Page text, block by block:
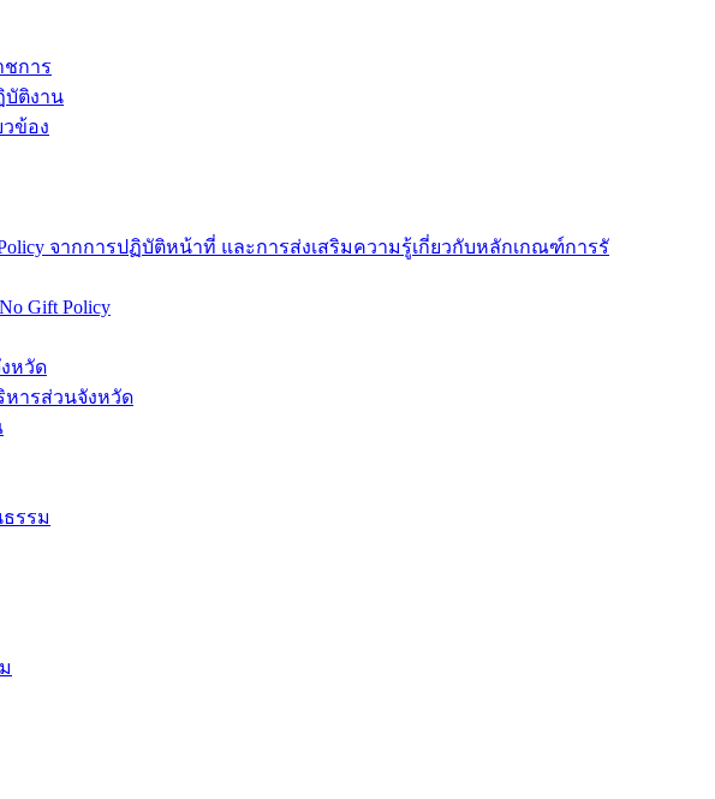
ชการ
บัติงาน
ข้อง
จากการปฏิบัติหน้าที่ และการส่งเสริมความรู้เกี่ยวกับหลักเกณฑ์การรั
Gift Policy
หวัด
หารส่วนจังหวัด
รรม